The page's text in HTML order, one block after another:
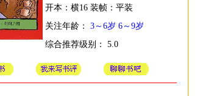
开本：横16 装帧：平装
关注年龄： 3～6岁 6～9岁
综合推荐级别： 5.0